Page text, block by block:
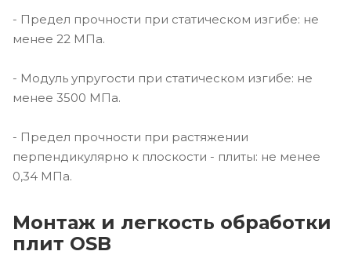
- Предел прочности при статическом изгибе: не
менее 22 МПа.
- Модуль упругости при статическом изгибе: не
менее 3500 МПа.
- Предел прочности при растяжении
перпендикулярно к плоскости - плиты: не менее
0,34 МПа.
Монтаж и легкость обработки
плит OSB